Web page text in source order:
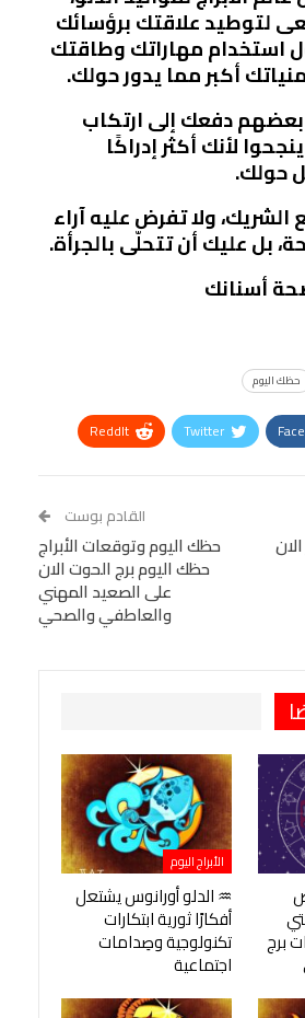
لتوطيد علاقتك برؤسائك
استخدام مهاراتك وطاقتك
أكبر مما يدور حولك.
دفعك إلى ارتكاب
لأنك أكثر إدراكًا
حولك.
ولا تفرض عليه آراء
بل عليك أن تتحلّى بالجرأة.
أسنانك
حظك اليوم
Twitter
ReddIt
StumbleUpon
VK
BlackBerry
Viber
القادم بوست
حظك اليوم وتوقعات الأبراج
حظك اليوم برج الحوت الان
على الصعيد المهني
والعاطفي والصحي
برج
الأبراج اليوم
♒ الدلو أورانوس يشتعل
أفكارًا ثورية ابتكارات
تكنولوجية وصِدامات
اجتماعية